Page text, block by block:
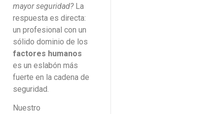
mayor seguridad?La
respuesta es directa:
un profesional con un
sólido dominio de los
factores humanos
es un eslabón más
fuerte en la cadena de
seguridad.
Nuestro